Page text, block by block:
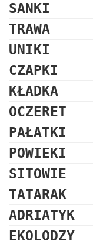
SANKI
TRAWA
UNIKI
CZAPKI
KŁADKA
OCZERET
PAŁATKI
POWIEKI
SITOWIE
TATARAK
ADRIATYK
EKOLODZY